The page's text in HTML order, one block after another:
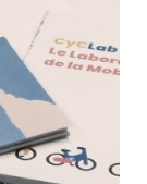
sorti de